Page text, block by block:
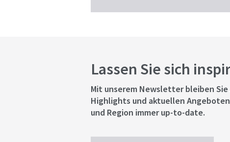
Lassen Sie sich
Mit unserem Newsletter bleiben Sie
Highlights und aktuellen
und Region immer up-to-date.